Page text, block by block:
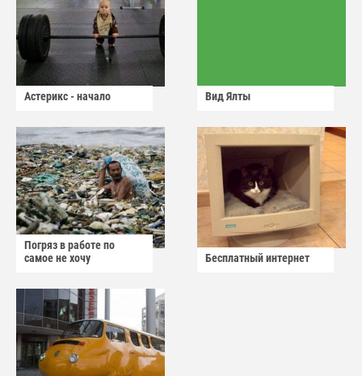
Астерикс - начало Вид Ялты
Погряз в работе по
самое не хочу
Бесплатный интернет